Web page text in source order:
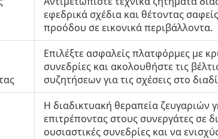
εφεδρικά σχέδια και θέτοντας
προόδου σε εικονικά περιβάλλοντα.
Επιλέξτε ασφαλείς πλατφόρμες με
συνεδρίες και ακολουθήστε τις
συζητήσεων για τις σχέσεις στο
Η διαδικτυακή θεραπεία ζευγαριών
επιτρέποντας στους συνεργάτες σε
ουσιαστικές συνεδρίες και να